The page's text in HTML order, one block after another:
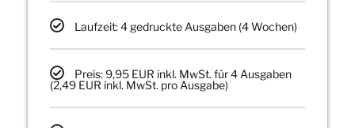
Laufzeit: 4 gedruckte Ausgaben (4 Wochen)
Preis: 9,95 EUR inkl. MwSt. für 4 Ausgaben
(2,49 EUR inkl. MwSt. pro Ausgabe)